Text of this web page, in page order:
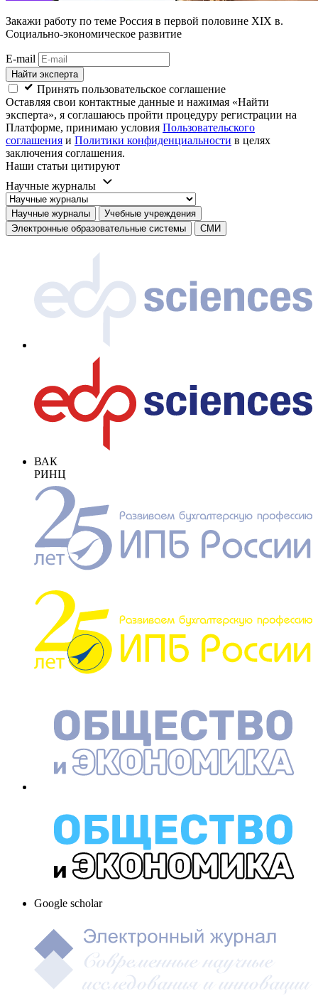
Закажи работу по теме Россия в первой половине XIX в.
Социально-экономическое развитие
E-mail
Найти эксперта
Принять пользовательское соглашение
Оставляя свои контактные данные и нажимая «Найти
эксперта», я соглашаюсь пройти процедуру регистрации на
Платформе, принимаю условия Пользовательского
соглашения и Политики конфиденциальности в целях
заключения соглашения.
Наши статьи цитируют
Научные журналы
Научные журналы
Учебные учреждения
Электронные образовательные системы
СМИ
ВАК
РИНЦ
Google scholar